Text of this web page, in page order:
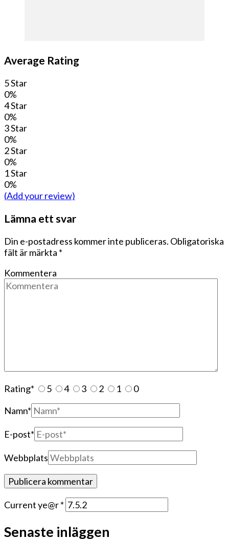
Average Rating
5 Star
0%
4 Star
0%
3 Star
0%
2 Star
0%
1 Star
0%
(Add your review)
Lämna ett svar
Din e-postadress kommer inte publiceras. Obligatoriska
fält är märkta *
Kommentera
Rating* 5 4 3 2 1
0
Namn*
E-post*
Webbplats
Current ye@r*
Senaste inläggen